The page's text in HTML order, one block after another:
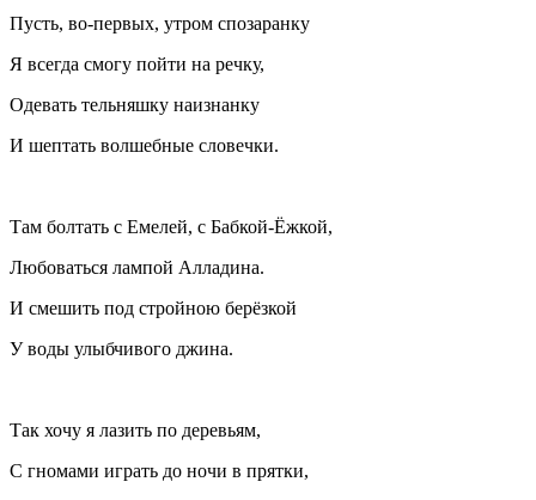
Пусть, во-первых, утром спозаранку
Я всегда смогу пойти на речку,
Одевать тельняшку наизнанку
И шептать волшебные словечки.
Там болтать с Емелей, с Бабкой-Ёжкой,
Любоваться лампой Алладина.
И смешить под стройною берёзкой
У воды улыбчивого джина.
Так хочу я лазить по деревьям,
С гномами играть до ночи в прятки,